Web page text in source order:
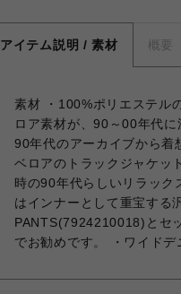
アイテム説明 / 素材 概要
素材 ・100%ポリエステル
ロア素材が、90～00年代
90年代のアーカイブから着
ベロアのトラックジャケッ
時の90年代らしいリラック
はインナーとして重宝する
PANTS(7924210018)とセ
でお勧めです。 ・ワイドデ